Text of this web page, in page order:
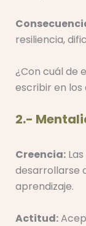
resiliencia,
¿Con cuál de
escribir en
2.-
Creencia:Las
desarrollarse
aprendizaje.
Actitud: